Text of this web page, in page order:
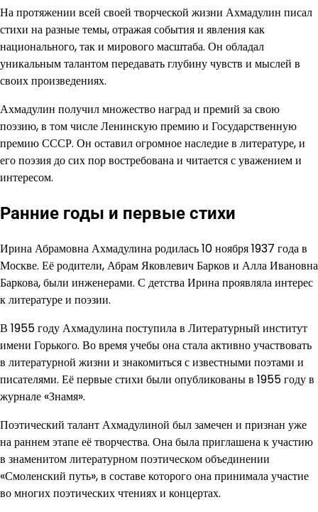
На протяжении всей своей творческой жизни Ахмадулин писал
стихи на разные темы, отражая события и явления как
национального, так и мирового масштаба. Он обладал
уникальным талантом передавать глубину чувств и мыслей в
своих произведениях.
Ахмадулин получил множество наград и премий за свою
поэзию, в том числе Ленинскую премию и Государственную
премию СССР. Он оставил огромное наследие в литературе, и
его поэзия до сих пор востребована и читается с уважением и
интересом.
Ранние годы и первые стихи
Ирина Абрамовна Ахмадулина родилась 10 ноября 1937 года в
Москве. Её родители, Абрам Яковлевич Барков и Алла Ивановна
Баркова, были инженерами. С детства Ирина проявляла интерес
к литературе и поэзии.
В 1955 году Ахмадулина поступила в Литературный институт
имени Горького. Во время учебы она стала активно участвовать
в литературной жизни и знакомиться с известными поэтами и
писателями. Её первые стихи были опубликованы в 1955 году в
журнале «Знамя».
Поэтический талант Ахмадулиной был замечен и признан уже
на раннем этапе её творчества. Она была приглашена к участию
в знаменитом литературном поэтическом объединении
«Смоленский путь», в составе которого она принимала участие
во многих поэтических чтениях и концертах.